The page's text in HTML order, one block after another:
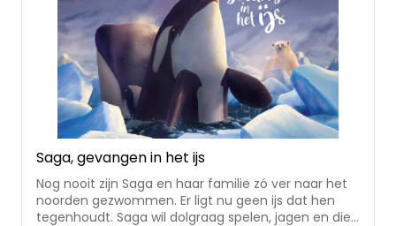
Saga, gevangen in het ijs
Nog nooit zijn Saga en haar familie zó ver naar het
noorden gezwommen. Er ligt nu geen ijs dat hen
tegenhoudt. Saga wil dolgraag spelen, jagen en die